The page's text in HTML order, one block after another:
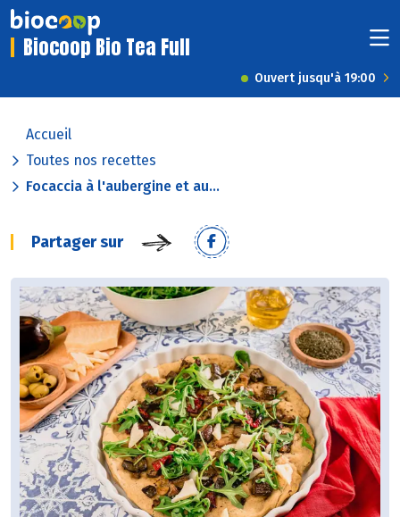
Biocoop Bio Tea Full
Ouvert jusqu'à 19:00
Accueil
Toutes nos recettes
Focaccia à l'aubergine et au...
Partager sur